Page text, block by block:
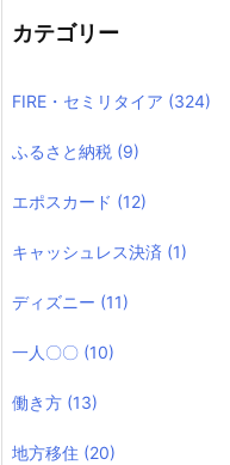
カテゴリー
FIRE・セミリタイア (324)
ふるさと納税 (9)
エポスカード (12)
キャッシュレス決済 (1)
ディズニー (11)
一人〇〇 (10)
働き方 (13)
地方移住 (20)